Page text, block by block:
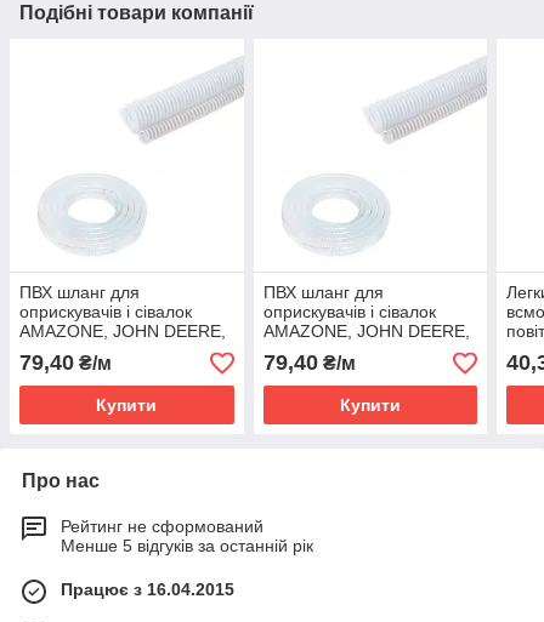
Подібні товари компанії
ПВХ шланг для
оприскувачів і сівалок
AMAZONE, JOHN DEERE,
HORSCH, KINZE - ARION
SE D-16
79,40 ₴/м
Купити
ПВХ шланг для
оприскувачів і сівалок
AMAZONE, JOHN DEERE,
HORSCH, KINZE - ARION
SE D-16
79,40₴/м
Купити
Про нас
Рейтинг не сформований
Менше 5 відгуків за останній рік
Працює з 16.04.2015